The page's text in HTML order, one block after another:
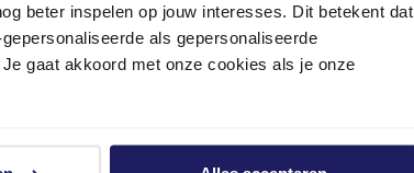
beter inspelen op jouw interesses. Dit betekent dat
als gepersonaliseerde
gaat akkoord met onze cookies als je onze